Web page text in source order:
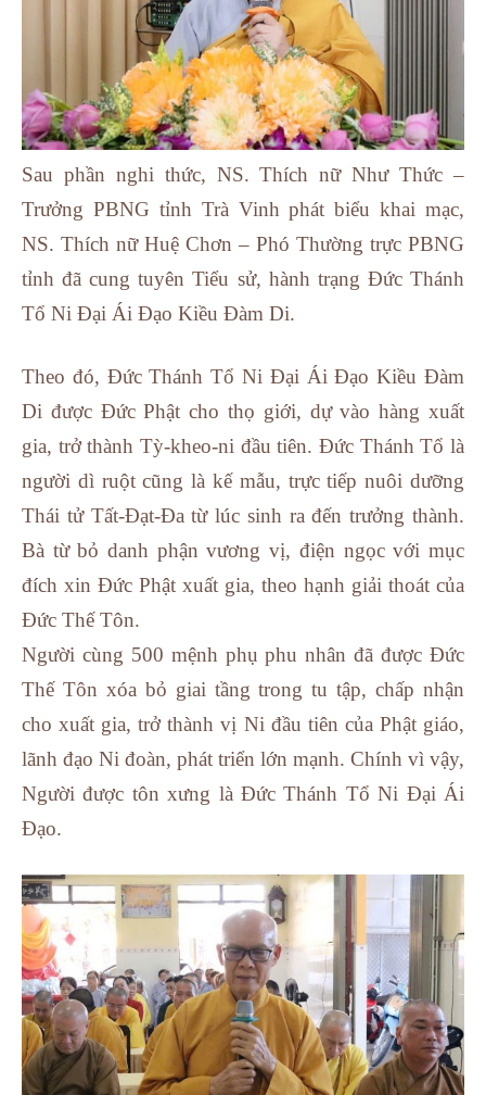
Sau phần nghi thức, NS. Thích nữ Như Thức –
Trưởng PBNG tỉnh Trà Vinh phát biểu khai mạc,
NS. Thích nữ Huệ Chơn – Phó Thường trực PBNG
tỉnh đã cung tuyên Tiểu sử, hành trạng Đức Thánh
Tổ Ni Đại Ái Đạo Kiều Đàm Di.
Theo đó, Đức Thánh Tổ Ni Đại Ái Đạo Kiều Đàm
Di được Đức Phật cho thọ giới, dự vào hàng xuất
gia, trở thành Tỳ-kheo-ni đầu tiên. Đức Thánh Tổ là
người dì ruột cũng là kế mẫu, trực tiếp nuôi dưỡng
Thái tử Tất-Đạt-Đa từ lúc sinh ra đến trưởng thành.
Bà từ bỏ danh phận vương vị, điện ngọc với mục
đích xin Đức Phật xuất gia, theo hạnh giải thoát của
Đức Thế Tôn.
Người cùng 500 mệnh phụ phu nhân đã được Đức
Thế Tôn xóa bỏ giai tầng trong tu tập, chấp nhận
cho xuất gia, trở thành vị Ni đầu tiên của Phật giáo,
lãnh đạo Ni đoàn, phát triển lớn mạnh. Chính vì vậy,
Người được tôn xưng là Đức Thánh Tổ Ni Đại Ái
Đạo.